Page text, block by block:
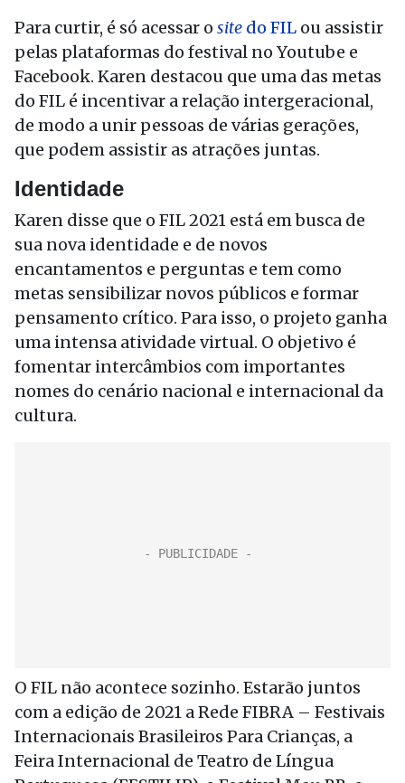
Para curtir, é só acessar o site do FIL ou assistir
pelas plataformas do festival no Youtube e
Facebook. Karen destacou que uma das metas
do FIL é incentivar a relação intergeracional,
de modo a unir pessoas de várias gerações,
que podem assistir as atrações juntas.
Identidade
Karen disse que o FIL 2021 está em busca de
sua nova identidade e de novos
encantamentos e perguntas e tem como
metas sensibilizar novos públicos e formar
pensamento crítico. Para isso, o projeto ganha
uma intensa atividade virtual. O objetivo é
fomentar intercâmbios com importantes
nomes do cenário nacional e internacional da
cultura.
O FIL não acontece sozinho. Estarão juntos
com a edição de 2021 a Rede FIBRA – Festivais
Internacionais Brasileiros Para Crianças, a
Feira Internacional de Teatro de Língua